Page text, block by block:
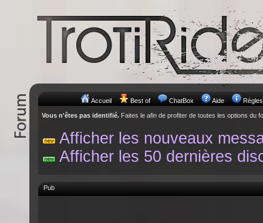
Accueil Best of ChatBox Aide Règles
Vous n'êtes pas identifié. Faites le afin de profiter de toutes les options du
Afficher les nouveaux
Afficher les 50 dernières
Pub